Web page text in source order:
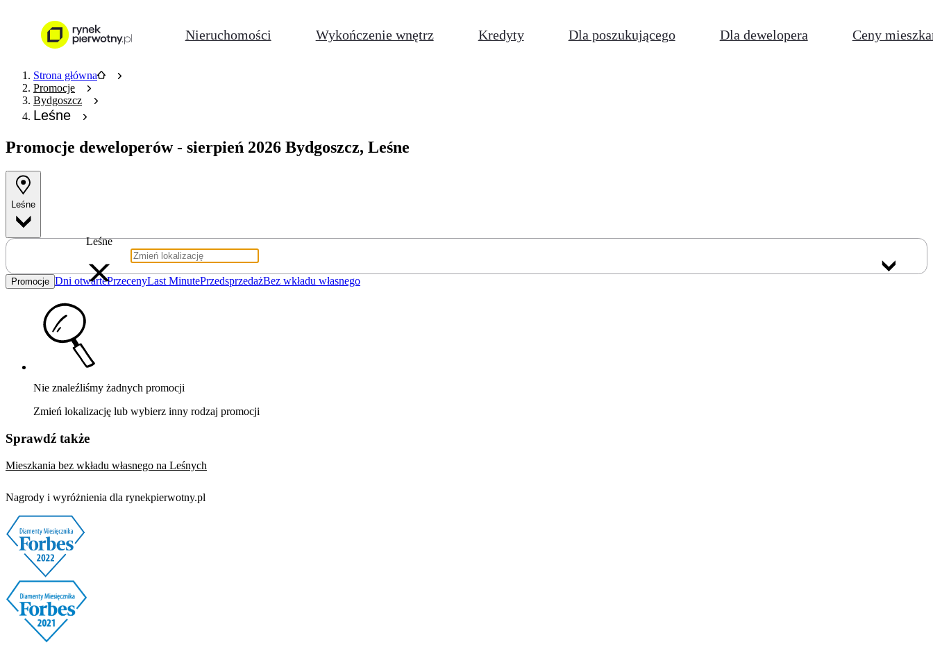
Nieruchomości Wykończenie wnętrz Kredyty Dla poszukującego Dla dewelopera Ceny
Strona główna
Promocje
Bydgoszcz
Leśne
Promocje deweloperów - sierpień 2026 Bydgoszcz, Leśne
Leśne
Leśne
Promocje Dni otwartePrzecenyLast MinutePrzedsprzedażBez wkładu własnego
Nie znaleźliśmy żadnych promocji
Zmień lokalizację lub wybierz inny rodzaj promocji
Sprawdź także
Mieszkania bez wkładu własnego na Leśnych
Nagrody i wyróżnienia dla rynekpierwotny.pl